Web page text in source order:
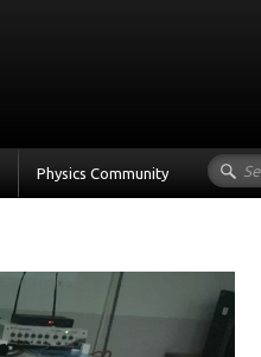
Physics Community